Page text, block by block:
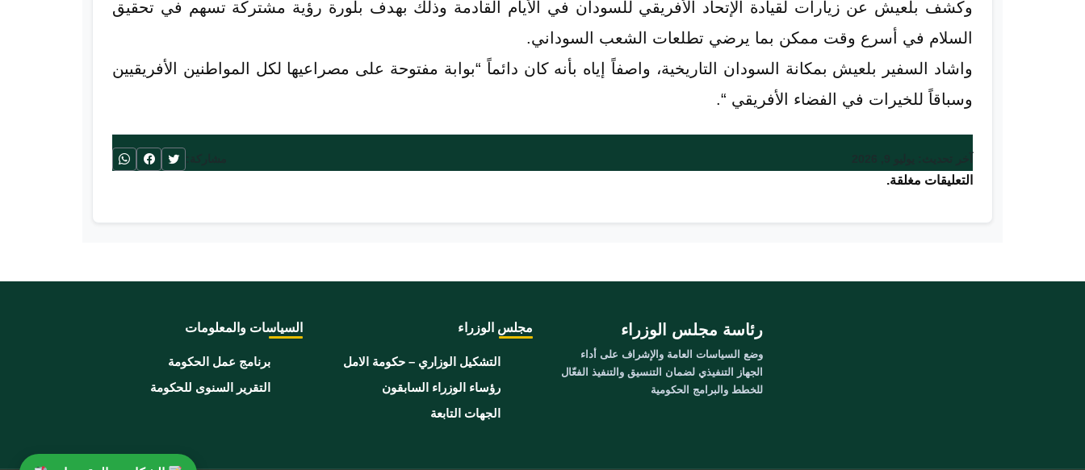
​وكشف بلعيش عن زيارات لقيادة الإتحاد الأفريقي للسودان في الأيام القادمة وذلك بهدف بلورة رؤية مشتركة تسهم في تحقيق
السلام في أسرع وقت ممكن بما يرضي تطلعات الشعب السوداني.
​واشاد السفير بلعيش بمكانة السودان التاريخية، واصفاً إياه بأنه كان دائماً “بوابة مفتوحة على مصراعيها لكل المواطنين الأفريقيين
وسباقاً للخيرات في الفضاء الأفريقي “.
التعليقات مغلقة.
السياسات والمعلومات
برنامج عمل الحكومة
التقرير السنوى للحكومة
مجلس الوزراء
التشكيل الوزاري – حكومة الامل
رؤساء الوزراء السابقون
الجهات التابعة
رئاسة مجلس الوزراء
وضع السياسات العامة والإشراف على أداء
الجهاز التنفيذي لضمان التنسيق والتنفيذ الفعّال
للخطط والبرامج الحكومية